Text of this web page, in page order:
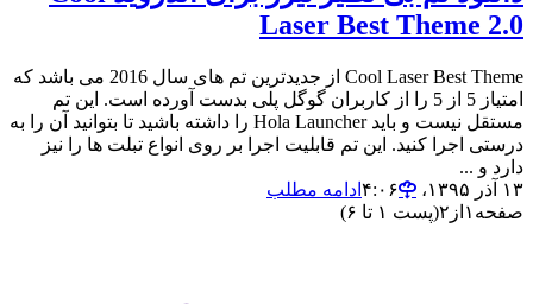
Laser Best Theme 2.0
Cool Laser Best Theme از جدیدترین تم های سال 2016 می باشد که
امتیاز 5 از 5 را از کاربران گوگل پلی بدست آورده است. این تم
مستقل نیست و باید Hola Launcher را داشته باشید تا بتوانید آن را به
درستی اجرا کنید. این تم قابلیت اجرا بر روی انواع تبلت ها را نیز
دارد و ...
۱۳ آذر ۱۳۹۵،‏ ۴:۰۶
ادامه مطلب
صفحه ۱ از ۲(پست ۱ تا ۶)